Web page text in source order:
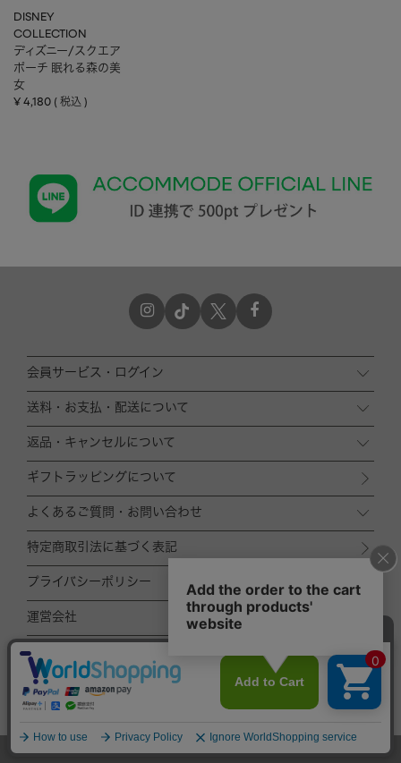
DISNEY
COLLECTION
ディズニー/スクエア
ポーチ 眠れる森の美
女
¥ 4,180 税込
ACCOMMODE
ZOZOTOWN店
会員サービス・ログイン
送料・お支払・配送について
返品・キャンセルについて
ギフトラッピングについて
よくあるご質問・お問い合わせ
特定商取引法に基づく表記
プライバシーポリシー
運営会社